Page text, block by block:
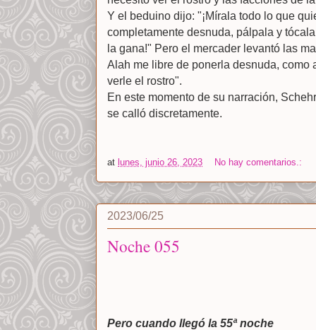
Y el beduino dijo: "¡Mírala todo lo que
completamente desnuda, pálpala y
la gana!" Pero el mercader levantó las
Alah me libre de ponerla desnuda, como
verle el rostro".
En este momento de su narración,
se calló discretamente.
at lunes, junio 26, 2023 No hay comentarios.:
2023/06/25
Noche 055
Pero cuando llegó la 55ª noche